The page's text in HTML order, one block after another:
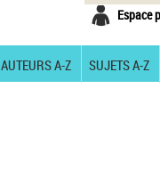
Espace
AUTEURS A-Z SUJETS A-Z